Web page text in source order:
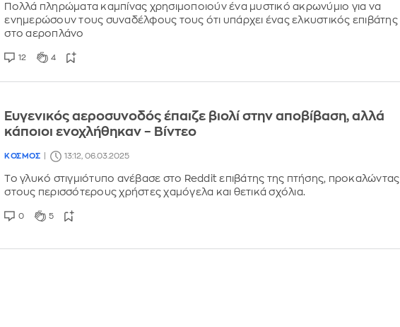
Πολλά πληρώματα καμπίνας χρησιμοποιούν ένα μυστικό ακρωνύμιο για να
ενημερώσουν τους συναδέλφους τους ότι υπάρχει ένας ελκυστικός επιβάτης
στο αεροπλάνο
12 4
Ευγενικός αεροσυνοδός έπαιζε βιολί στην αποβίβαση, αλλά
κάποιοι ενοχλήθηκαν – Βίντεο
ΚΟΣΜΟΣ 13:12, 06.03.2025
Το γλυκό στιγμιότυπο ανέβασε στο Reddit επιβάτης της πτήσης, προκαλώντας
στους περισσότερους χρήστες χαμόγελα και θετικά σχόλια.
0 5